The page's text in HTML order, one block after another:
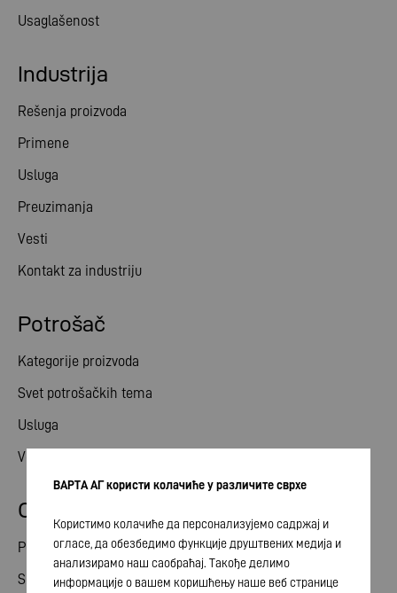
Usaglašenost
Potrošač
Kategorije proizvoda
Svet potrošačkih tema
Usluga
Vesti
Industrija
Rešenja proizvoda
Primene
Usluga
Preuzimanja
Vesti
Kontakt za industriju
Odnosi ulagača
Podeli
Skupština akcionara
ВАРТА АГ користи колачиће у различите сврхе
Користимо колачиће да персонализујемо садржај и
огласе, да обезбедимо функције друштвених медија и
анализирамо наш саобраћај. Такође делимо
информације о вашем коришћењу наше веб странице